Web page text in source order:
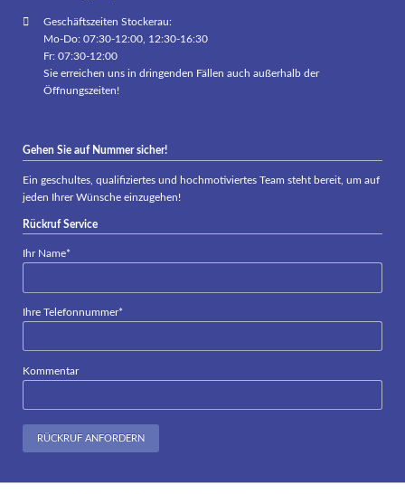
Geschäftszeiten Stockerau:
Mo-Do: 07:30-12:00, 12:30-16:30
Fr: 07:30-12:00
Sie erreichen uns in dringenden Fällen auch außerhalb der
Öffnungszeiten!
Gehen Sie auf Nummer sicher!
Ein geschultes, qualifiziertes und hochmotiviertes Team steht bereit, um auf
jeden Ihrer Wünsche einzugehen!
Rückruf Service
Pflichtfeld
Ihr Name*
Pflichtfeld
Ihre Telefonnummer*
Kommentar
RÜCKRUF ANFORDERN